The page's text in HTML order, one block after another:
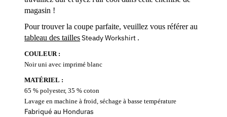
magasin !
Pour trouver la coupe parfaite, veuillez vous référer au
tableau des taillesSteady Workshirt .
COULEUR :
Noir uni avec imprimé blanc
MATÉRIEL :
65 % polyester, 35 % coton
Lavage en machine à froid, séchage à basse température
Fabriqué au Honduras